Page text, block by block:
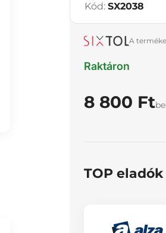
Kód: SX2038
A
Raktáron
8 800 Ft
TOP